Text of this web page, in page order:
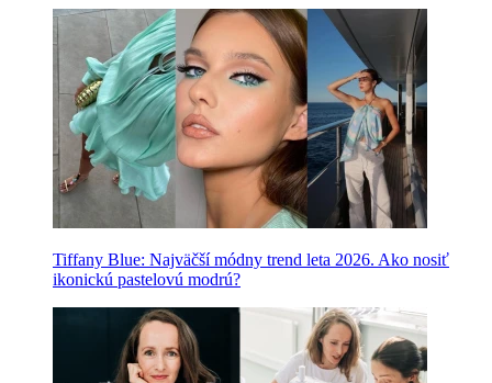
Tiffany Blue: Najväčší módny trend leta 2026. Ako nosiť
ikonickú pastelovú modrú?